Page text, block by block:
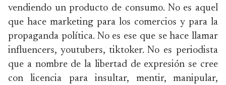
vendiendo un producto de consumo. No es aquel
que hace marketing para los comercios y para la
propaganda política. No es ese que se hace llamar
influencers, youtubers, tiktoker. No es periodista
que a nombre de la libertad de expresión se cree
con licencia para insultar, mentir, manipular,